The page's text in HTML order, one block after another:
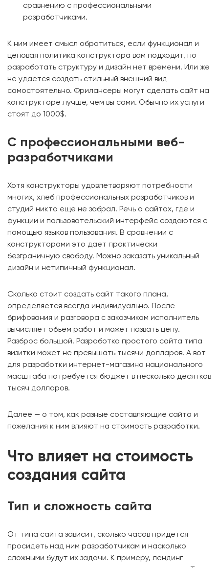
сравнению с профессиональными
разработчиками.
К ним имеет смысл обратиться, если функционал и
ценовая политика конструктора вам подходит, но
разработать структуру и дизайн нет времени. Или же
не удается создать стильный внешний вид
самостоятельно. Фрилансеры могут сделать сайт на
конструкторе лучше, чем вы сами. Обычно их услуги
стоят до 1000$.
С профессиональными веб-
разработчиками
Хотя конструкторы удовлетворяют потребности
многих, хлеб профессиональных разработчиков и
студий никто еще не забрал. Речь о сайтах, где и
функции и пользовательский интерфейс создаются с
помощью языков пользования. В сравнении с
конструкторами это дает практически
безграничную свободу. Можно заказать уникальный
дизайн и нетипичный функционал.
Сколько стоит создать сайт такого плана,
определяется всегда индивидуально. После
брифования и разговора с заказчиком исполнитель
вычисляет объем работ и может назвать цену.
Разброс большой. Разработка простого сайта типа
визитки может не превышать тысячи долларов. А вот
для разработки интернет-магазина национального
масштаба потребуется бюджет в несколько десятков
тысяч долларов.
Далее — о том, как разные составляющие сайта и
пожелания к ним влияют на стоимость разработки.
Что влияет на стоимость
создания сайта
Тип и сложность сайта
От типа сайта зависит, сколько часов придется
просидеть над ним разработчикам и насколько
сложными будут их задачи. К примеру, лендинг